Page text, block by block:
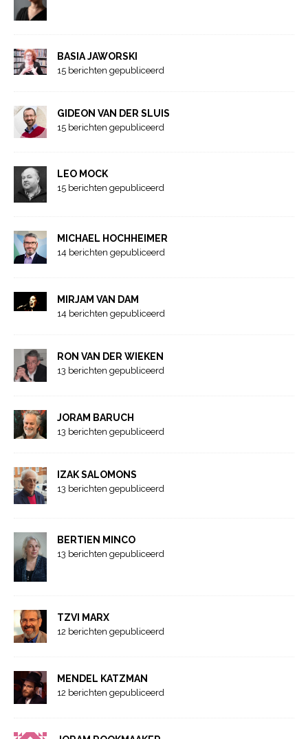
BASIA JAWORSKI
15 berichten gepubliceerd
GIDEON VAN DER SLUIS
15 berichten gepubliceerd
LEO MOCK
15 berichten gepubliceerd
MICHAEL HOCHHEIMER
14 berichten gepubliceerd
MIRJAM VAN DAM
14 berichten gepubliceerd
RON VAN DER WIEKEN
13 berichten gepubliceerd
JORAM BARUCH
13 berichten gepubliceerd
IZAK SALOMONS
13 berichten gepubliceerd
BERTIEN MINCO
13 berichten gepubliceerd
TZVI MARX
12 berichten gepubliceerd
MENDEL KATZMAN
12 berichten gepubliceerd